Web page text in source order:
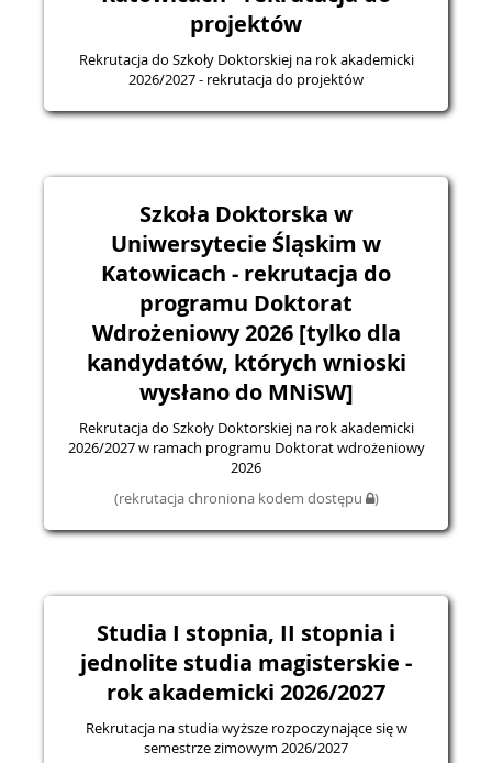
projektów
Rekrutacja do Szkoły Doktorskiej na rok akademicki
2026/2027 - rekrutacja do projektów
Szkoła Doktorska w
Uniwersytecie Śląskim w
Katowicach - rekrutacja do
programu Doktorat
Wdrożeniowy 2026 [tylko dla
kandydatów, których wnioski
wysłano do MNiSW]
Rekrutacja do Szkoły Doktorskiej na rok akademicki
2026/2027 w ramach programu Doktorat wdrożeniowy
2026
(rekrutacja chroniona kodem dostępu
)
Studia I stopnia, II stopnia i
jednolite studia magisterskie -
rok akademicki 2026/2027
Rekrutacja na studia wyższe rozpoczynające się w
semestrze zimowym 2026/2027